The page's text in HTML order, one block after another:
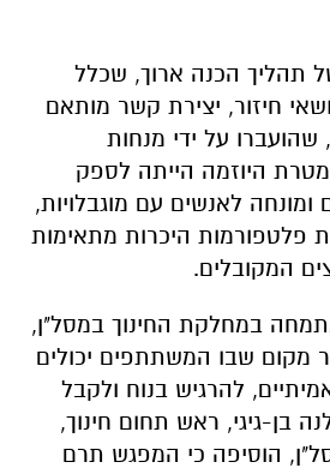
תהליך הכנה ארוך, שכלל
חיזור, יצירת קשר מותאם
שהועברו על ידי מנחות
היוזמה הייתה לספק
לאנשים עם מוגבלויות,
פלטפורמות היכרות מתאימות
המקובלים.
במחלקת החינוך במסל"ן,
מקום שבו המשתתפים יכולים
להרגיש בנוח ולקבל
בן-גיגי, ראש תחום חינוך,
הוסיפה כי המפגש תרם